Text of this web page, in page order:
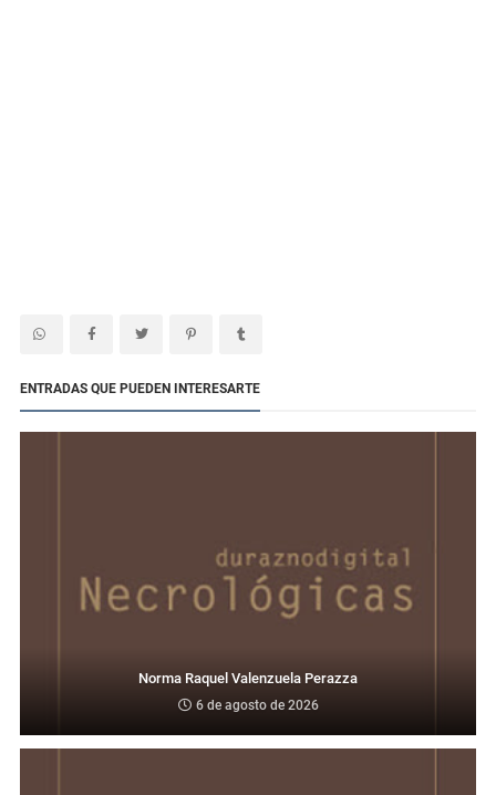
ENTRADAS QUE PUEDEN INTERESARTE
Norma Raquel Valenzuela Perazza
6 de agosto de 2026